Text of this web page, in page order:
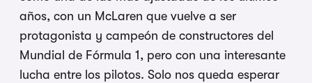
años, con un McLaren que vuelve a ser
protagonista y campeón de constructores del
Mundial de Fórmula 1, pero con una interesante
lucha entre los pilotos. Solo nos queda esperar